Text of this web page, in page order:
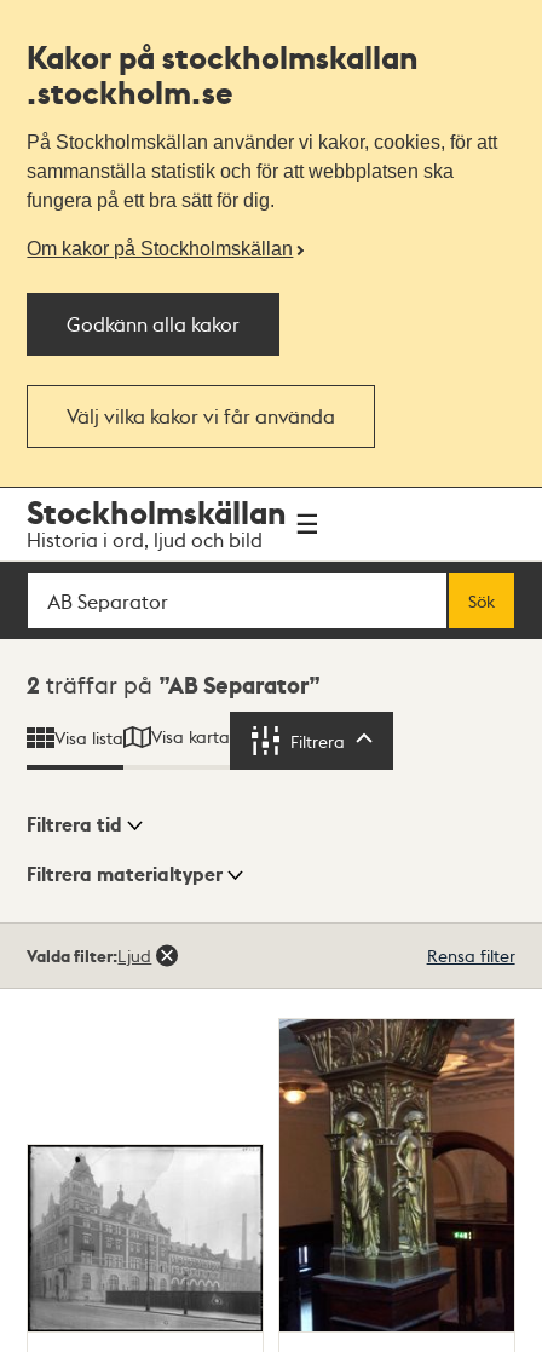
Kakor på stockholmskallan
.stockholm.se
På Stockholmskällan använder vi kakor, cookies, för att
sammanställa statistik och för att webbplatsen ska
fungera på ett bra sätt för dig.
Om kakor på Stockholmskällan
Godkänn alla kakor
Välj vilka kakor vi får använda
navigationen
huvudinnehållet
Stockholmskällan
Historia i ord, ljud och bild
Sök
Sök
Sökresultat
2 träffar på AB Separator
Visa lista Visa karta Filtrera
Visningsläge
Filtrera tid
Filtrera materialtyper
träffar
Valda filter:Ljud Rensa filter